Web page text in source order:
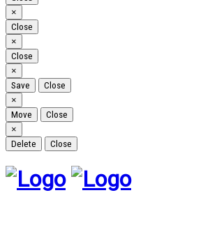
×
Close
×
Close
×
Save
Close
×
Move
Close
×
Delete
Close